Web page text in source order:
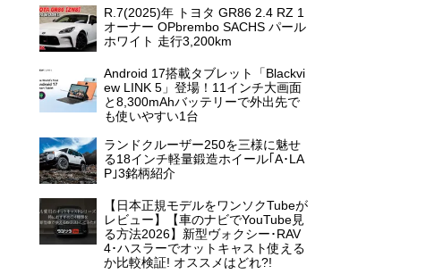
R.7(2025)年 トヨタ GR86 2.4 RZ 1
オーナー OPbrembo SACHS パール
ホワイト 走行3,200km
Android 17搭載タブレット「Blackvi
ew LINK 5」登場！11インチ大画面
と8,300mAhバッテリーで外出先で
も使いやすい1台
ランドクルーザー250を三様に魅せ
る18インチ軽量鍛造ホイール｢A･LA
P｣3銘柄紹介
【日本正規モデルをワンソクTubeが
レビュー】【車のナビでYouTube見
る方法2026】新型ヴォクシー･RAV
4･ハスラーでオットキャスト使える
か比較検証! オススメはどれ?!